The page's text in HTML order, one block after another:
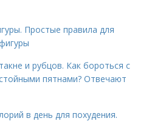
Простые правила для
и рубцов. Как бороться с
пятнами? Отвечают
в день для похудения.